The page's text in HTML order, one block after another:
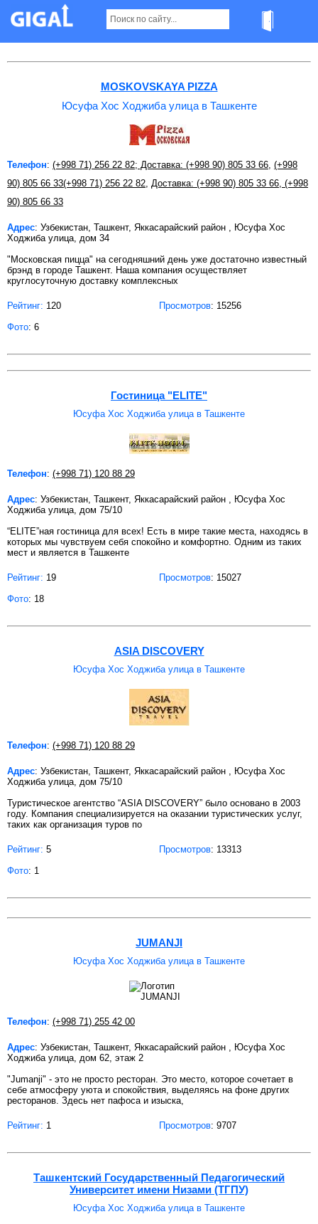
Юсуфа Хос Ходжиба улица в Ташкенте
MOSKOVSKAYA PIZZA
Юсуфа Хос Ходжиба улица в Ташкенте
Телефон: (+998 71) 256 22 82; Доставка: (+998 90) 805 33 66 (+998
90) 805 66 33(+998 71) 256 22 82 Доставка: (+998 90) 805 33 66, (+998
90) 805 66 33
Адрес: Узбекистан, Ташкент, Яккасарайский район , Юсуфа Хос
Ходжиба улица, дом 34
"Московская пицца" на сегодняшний день уже достаточно известный
брэнд в городе Ташкент. Наша компания осуществляет
круглосуточную доставку комплексных
Рейтинг: 120 Просмотров: 15256
Фото: 6
Гостиница "ELITE"
Юсуфа Хос Ходжиба улица в Ташкенте
Телефон: (+998 71) 120 88 29
Адрес: Узбекистан, Ташкент, Яккасарайский район , Юсуфа Хос
Ходжиба улица, дом 75/10
“ELITE”ная гостиница для всех! Есть в мире такие места, находясь в
которых мы чувствуем себя спокойно и комфортно. Одним из таких
мест и является в Ташкенте
Рейтинг: 19 Просмотров: 15027
Фото: 18
ASIA DISCOVERY
Юсуфа Хос Ходжиба улица в Ташкенте
Телефон: (+998 71) 120 88 29
Адрес: Узбекистан, Ташкент, Яккасарайский район , Юсуфа Хос
Ходжиба улица, дом 75/10
Туристическое агентство “ASIA DISCOVERY” было основано в 2003
году. Компания специализируется на оказании туристических услуг,
таких как организация туров по
Рейтинг: 5 Просмотров: 13313
Фото: 1
JUMANJI
Юсуфа Хос Ходжиба улица в Ташкенте
Телефон: (+998 71) 255 42 00
Адрес: Узбекистан, Ташкент, Яккасарайский район , Юсуфа Хос
Ходжиба улица, дом 62, этаж 2
"Jumanji" - это не просто ресторан. Это место, которое сочетает в
себе атмосферу уюта и спокойствия, выделяясь на фоне других
ресторанов. Здесь нет пафоса и изыска,
Рейтинг: 1 Просмотров: 9707
Ташкентский Государственный Педагогический
Университет имени Низами (ТГПУ)
Юсуфа Хос Ходжиба улица в Ташкенте